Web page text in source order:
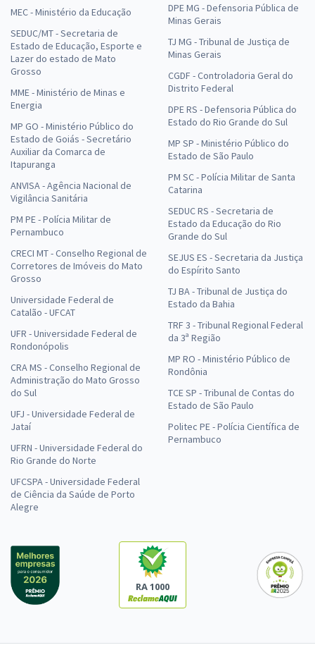
MEC - Ministério da Educação
SEDUC/MT - Secretaria de
Estado de Educação, Esporte e
Lazer do estado de Mato
Grosso
MME - Ministério de Minas e
Energia
MP GO - Ministério Público do
Estado de Goiás - Secretário
Auxiliar da Comarca de
Itapuranga
ANVISA - Agência Nacional de
Vigilância Sanitária
PM PE - Polícia Militar de
Pernambuco
CRECI MT - Conselho Regional de
Corretores de Imóveis do Mato
Grosso
Universidade Federal de
Catalão - UFCAT
UFR - Universidade Federal de
Rondonópolis
CRA MS - Conselho Regional de
Administração do Mato Grosso
do Sul
UFJ - Universidade Federal de
Jataí
UFRN - Universidade Federal do
Rio Grande do Norte
UFCSPA - Universidade Federal
de Ciência da Saúde de Porto
Alegre
DPE MG - Defensoria Pública de
Minas Gerais
TJ MG - Tribunal de Justiça de
Minas Gerais
CGDF - Controladoria Geral do
Distrito Federal
DPE RS - Defensoria Pública do
Estado do Rio Grande do Sul
MP SP - Ministério Público do
Estado de São Paulo
PM SC - Polícia Militar de Santa
Catarina
SEDUC RS - Secretaria de
Estado da Educação do Rio
Grande do Sul
SEJUS ES - Secretaria da Justiça
do Espírito Santo
TJ BA - Tribunal de Justiça do
Estado da Bahia
TRF 3 - Tribunal Regional Federal
da 3ª Região
MP RO - Ministério Público de
Rondônia
TCE SP - Tribunal de Contas do
Estado de São Paulo
Politec PE - Polícia Científica de
Pernambuco
RA 1000